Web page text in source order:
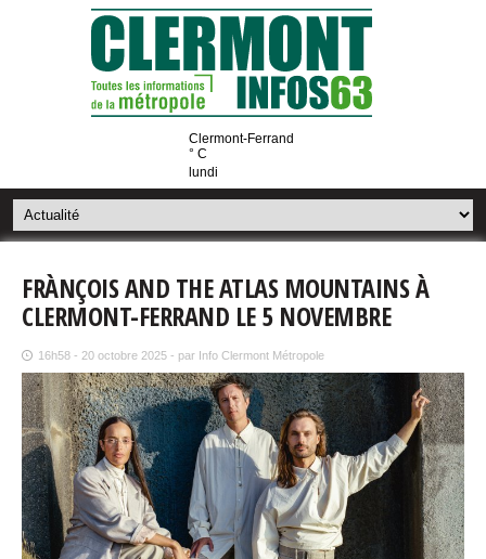
Clermont-Ferrand
° C
lundi
FRÀNÇOIS AND THE ATLAS MOUNTAINS À
CLERMONT-FERRAND LE 5 NOVEMBRE
16h58 - 20 octobre 2025 - par Info Clermont Métropole